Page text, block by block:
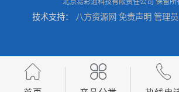
游泳全自动计时系统2020赛事新的应用 体育场
技术支持： 八方资源网 免责声明 管理